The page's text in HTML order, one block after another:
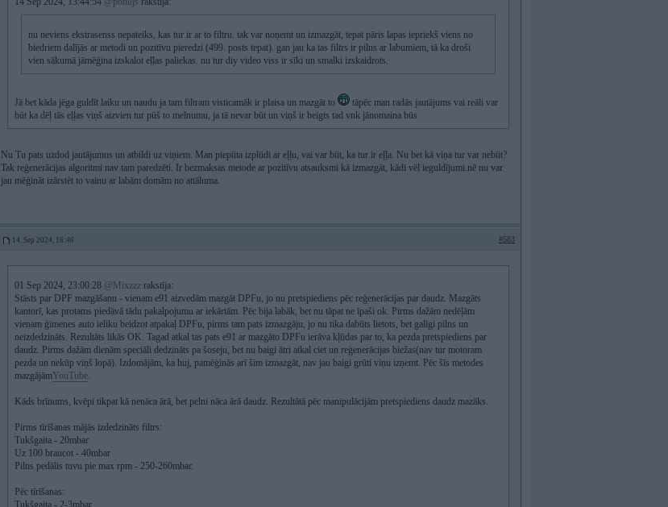
nu neviens ekstrasenss nepateiks, kas tur ir ar to filtru. tak var noņemt un izmazgāt, tepat pāris lapas iepriekš viens no
biedriem dalījās ar metodi un pozitīvu pieredzi (499. posts tepat). gan jau ka tas filtrs ir pilns ar labumiem, tā ka droši
vien sākumā jāmēģina izskalot eļļas paliekas. nu tur diy video viss ir sīki un smalki izskaidrots.
Jā bet kāda jēga guldīt laiku un naudu ja tam filtram visticamāk ir plaisa un mazgāt to
tāpēc man radās jautājums vai reāli var
būt ka dēļ tās eļļas viņš aizvien tur pūš to melnumu, ja tā nevar būt un viņš ir beigts tad vnk jānomaina būs
Nu Tu pats uzdod jautājumus un atbildi uz viņiem. Man piepūta izplūdi ar eļļu, vai var būt, ka tur ir eļļa. Nu bet kā viņa tur var nebūt?
Tak reģenerācijas algoritmi nav tam paredzēti. Ir bezmaksas metode ar pozitīvu atsauksmi kā izmazgāt, kādi vēl ieguldījumi.nē nu var
jau mēģināt izārstēt to vainu ar labām domām no attāluma.
14. Sep 2024, 16:46 #583
01 Sep 2024, 23:00:28 @Mixzzz rakstīja:
Stāsts par DPF mazgāšanu - vienam e91 aizvedām mazgāt DPFu, jo nu pretspiediens pēc reģenerācijas par daudz. Mazgāts
kantorī, kas protams piedāvā tādu pakalpojumu ar iekārtām. Pēc bija labāk, bet nu tāpat ne īpaši ok. Pirms dažām nedēļām
vienam ģimenes auto ieliku beidzot atpakaļ DPFu, pirms tam pats izmazgāju, jo nu tika dabūts lietots, bet galīgi pilns un
neizdedzināts. Rezultāts likās OK. Tagad atkal tas pats e91 ar mazgāto DPFu ierāva kļūdas par to, ka pezda pretspiediens par
daudz. Pirms dažām dienām speciāli dedzināts pa šoseju, bet nu baigi ātri atkal ciet un reģenerācijas biežas(nav tur motoram
pezda un nekūp viņš lopā). Izdomājām, ka huj, pamēģinās arī šim izmazgāt, nav jau baigi grūti viņu izņemt. Pēc šīs metodes
mazgājāmYouTube.
Kāds brīnums, kvēpi tikpat kā nenāca ārā, bet pelni nāca ārā daudz. Rezultātā pēc manipulācijām pretspiediens daudz mazāks.
Pirms tīrīšanas mājās izdedzināts filtrs:
Tukšgaita - 20mbar
Uz 100 braucot - 40mbar
Pilns pedālis tuvu pie max rpm - 250-260mbar.
Pēc tīrīšanas:
Tukšgaita - 2-3mbar